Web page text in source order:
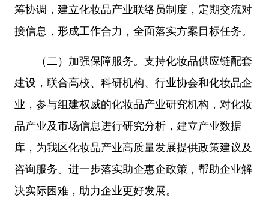
筹协调，建立化妆品产业联络员制度，定期交流对
接信息，形成工作合力，全面落实方案目标任务。
（二）加强保障服务。支持化妆品供应链配套
建设，联合高校、科研机构、行业协会和化妆品企
业，参与组建权威的化妆品产业研究机构，对化妆
品产业及市场信息进行研究分析，建立产业数据
库，为我区化妆品产业高质量发展提供政策建议及
咨询服务。进一步落实助企惠企政策，帮助企业解
决实际困难，助力企业更好发展。